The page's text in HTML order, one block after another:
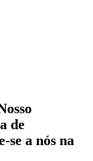
de
se a nós na